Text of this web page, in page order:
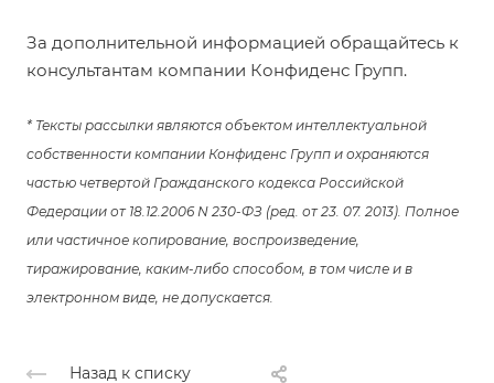
За дополнительной информацией обращайтесь к
консультантам компании Конфиденс Групп.
* Тексты рассылки являются объектом интеллектуальной
собственности компании Конфиденс Групп и охраняются
частью четвертой Гражданского кодекса Российской
Федерации от 18.12.2006 N 230-ФЗ (ред. от 23. 07. 2013). Полное
или частичное копирование, воспроизведение,
тиражирование, каким-либо способом, в том числе и в
электронном виде, не допускается.
Назад к списку